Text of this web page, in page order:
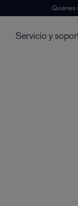
Quiénes
Servicio y